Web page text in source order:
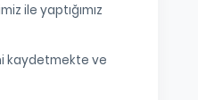
ile yaptığımız
kaydetmekte ve